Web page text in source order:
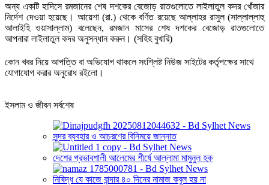
অন্য একটি হাদিসে রমজানের শেষ দশকের বেজোড় রাতগুলোতে লাইলাতুল কদর খোঁজার
নির্দেশ দেওয়া হয়েছে। আয়েশা (রা.) থেকে বর্ণিত রয়েছে আল্লাহর রাসুল (সাল্লাল্লাহু
আলাইহি ওয়াসাল্লাম) বলেছেন, রমজান মাসের শেষ দশকের বেজোড় রাতগুলোতে
আপনারা লাইলাতুল কদর অনুসন্ধান করুন। (সহিহ বুখারি)
কোন খবর নিয়ে আপত্তি বা অভিযোগ থাকলে সংশ্লিষ্ট নিউজ সাইটের কর্তৃপক্ষের সাথে
যোগাযোগ করার অনুরোধ রইলো।
ইসলাম ও জীবন সর্বশেষ
সুন্দর ব্যবহার ও আচরণের বিনিময়ে জান্নাত
দেশের প্রভাবশালী আলেমের শীর্ষে আল্লামা মামুনুল হক
নিষিদ্ধ যে কাজে বান্দার ৪০ দিনের নামাজ কবুল হয় না